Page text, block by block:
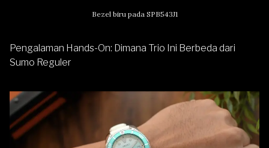
Bezel biru pada SPB543J1
Pengalaman Hands-On: Dimana Trio Ini Berbeda dari
Sumo Reguler